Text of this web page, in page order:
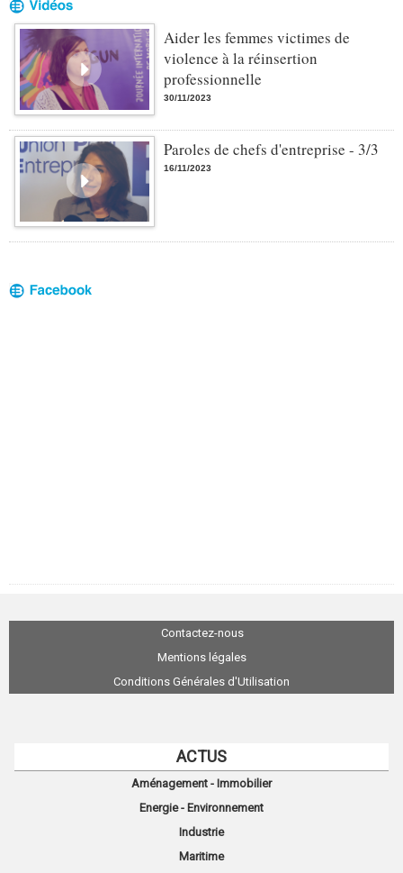
Aider les femmes victimes de
violence à la réinsertion
professionnelle
30/11/2023
Paroles de chefs d'entreprise - 3/3
16/11/2023
Contactez-nous
Mentions légales
Conditions Générales d'Utilisation
ACTUS
Aménagement - Immobilier
Energie - Environnement
Industrie
Maritime